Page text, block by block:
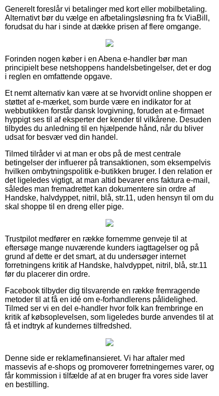
Generelt foreslår vi betalinger med kort eller mobilbetaling.
Alternativt bør du vælge en afbetalingsløsning fra fx ViaBill,
forudsat du har i sinde at dække prisen af flere omgange.
Forinden nogen køber i en Abena e-handler bør man
principielt bese netshoppens handelsbetingelser, det er dog
i reglen en omfattende opgave.
Et nemt alternativ kan være at se hvorvidt online shoppen er
støttet af e-mærket, som burde være en indikator for at
webbutikken forstår dansk lovgivning, foruden at e-firmaet
hyppigt ses til af eksperter der kender til vilkårene. Desuden
tilbydes du anledning til en hjælpende hånd, når du bliver
udsat for besvær ved din handel.
Tilmed tilråder vi at man er obs på de mest centrale
betingelser der influerer på transaktionen, som eksempelvis
hvilken ombytningspolitik e-butikken bruger. I den relation er
det ligeledes vigtigt, at man altid bevarer ens faktura e-mail,
således man fremadrettet kan dokumentere sin ordre af
Handske, halvdyppet, nitril, blå, str.11, uden hensyn til om du
skal shoppe til en dreng eller pige.
Trustpilot medfører en række fornemme genveje til at
eftersøge mange nuværende kunders iagttagelser og på
grund af dette er det smart, at du undersøger internet
forretningens kritik af Handske, halvdyppet, nitril, blå, str.11
før du placerer din ordre.
Facebook tilbyder dig tilsvarende en række fremragende
metoder til at få en idé om e-forhandlerens pålidelighed.
Tilmed ser vi en del e-handler hvor folk kan frembringe en
kritik af købsoplevelsen, som ligeledes burde anvendes til at
få et indtryk af kundernes tilfredshed.
Denne side er reklamefinansieret. Vi har aftaler med
massevis af e-shops og promoverer forretningernes varer, og
får kommission i tilfælde af at en bruger fra vores side laver
en bestilling.